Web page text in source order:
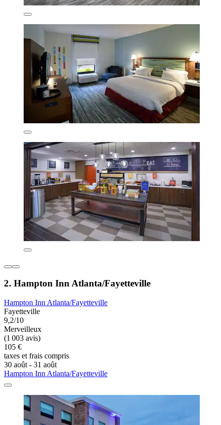
2. Hampton Inn Atlanta/Fayetteville
Hampton Inn Atlanta/Fayetteville
Fayetteville
9,2/10
Merveilleux
(1 003 avis)
105 €
taxes et frais compris
30 août - 31 août
Hampton Inn Atlanta/Fayetteville